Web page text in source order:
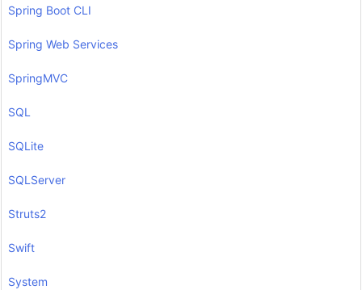
Spring Boot CLI
Spring Web Services
SpringMVC
SQL
SQLite
SQLServer
Struts2
Swift
System